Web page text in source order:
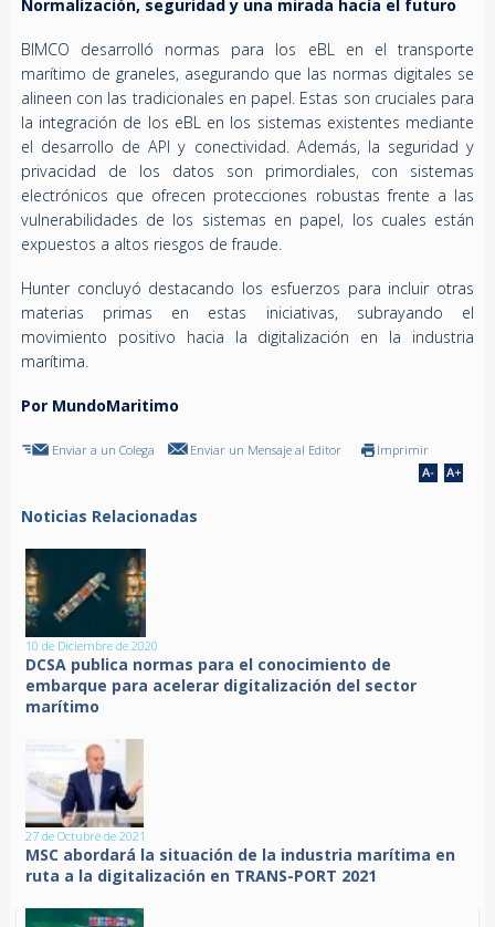
Normalización, seguridad y una mirada hacía el futuro
BIMCO desarrolló normas para los eBL en el transporte
marítimo de graneles, asegurando que las normas digitales se
alineen con las tradicionales en papel. Estas son cruciales para
la integración de los eBL en los sistemas existentes mediante
el desarrollo de API y conectividad. Además, la seguridad y
privacidad de los datos son primordiales, con sistemas
electrónicos que ofrecen protecciones robustas frente a las
vulnerabilidades de los sistemas en papel, los cuales están
expuestos a altos riesgos de fraude.
Hunter concluyó destacando los esfuerzos para incluir otras
materias primas en estas iniciativas, subrayando el
movimiento positivo hacia la digitalización en la industria
marítima.
Por MundoMaritimo
Enviar a un Colega Enviar un Mensaje al Editor Imprimir
Noticias Relacionadas
10 de Diciembre de 2020
DCSA publica normas para el conocimiento de
embarque para acelerar digitalización del sector
marítimo
27 de Octubre de 2021
MSC abordará la situación de la industria marítima en
ruta a la digitalización en TRANS-PORT 2021